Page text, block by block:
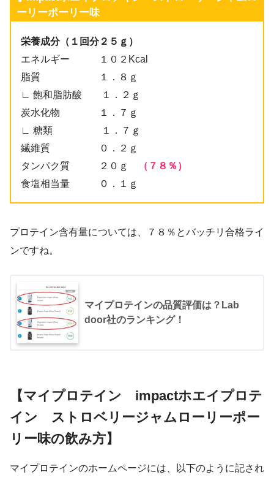
ーリーポーリー味
栄養成分（１回分２５ｇ）
エネルギー １０２Kcal
脂質 １．８ｇ
∟ 飽和脂肪酸 １．２ｇ
炭水化物 １．７ｇ
∟ 糖類 １．７ｇ
繊維質 ０．２ｇ
タンパク質 ２０ｇ
（７８％）
食塩相当量 ０．１ｇ
プロテイン含有量については、７８％とバッチリ合格ライ
ンですね。
マイプロテインの品質評価は？Lab
door社のランキング！
【マイプロテイン impactホエイプロテ
イン ストロベリージャムローリーポー
リー味の飲み方】
マイプロテインのホームページには、以下のように記され